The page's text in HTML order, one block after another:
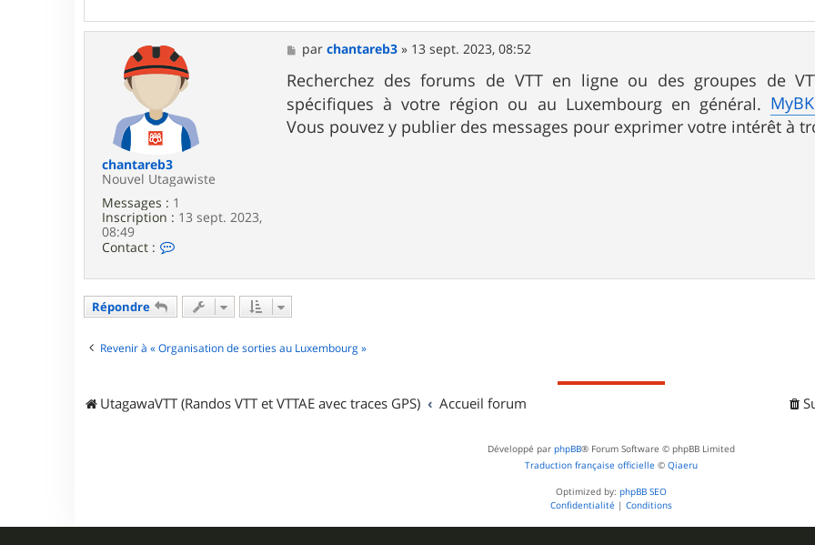
n
t
c
t
e
m
a
n
_
1
1
chantareb3
Nouvel Utagawiste
Messages : 1
Inscription : 13 sept. 2023,
08:49
Contact :
c
e
a
M
e
s
s
a
g
e
parchantareb3 » 13 sept. 2023, 08:52
Recherchez des forums de VTT en ligne ou des groupes de
spécifiques à votre région ou au Luxembourg en général.
Vous pouvez y publier des messages pour exprimer votre intérêt à
Répondre
Revenir à « Organisation de sorties au Luxembourg »
UtagawaVTT (Randos VTT et VTTAE avec traces GPS) Accueil forum
Développé par phpBB® Forum Software © phpBB Limited
Traduction française officielle © Qiaeru
Optimized by: phpBB SEO
Confidentialité | Conditions